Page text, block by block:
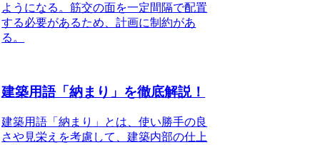
ようになる。筋交の面を一定間隔で配置
する必要があるため、計画に制約があ
る。
建築用語「納まり」を徹底解説！
建築用語「納まり」とは、使い勝手の良
さや見栄えを考慮して、建築内部の仕上